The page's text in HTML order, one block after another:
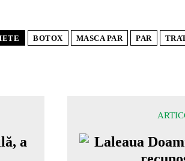
BOTOX MASCA PAR PAR